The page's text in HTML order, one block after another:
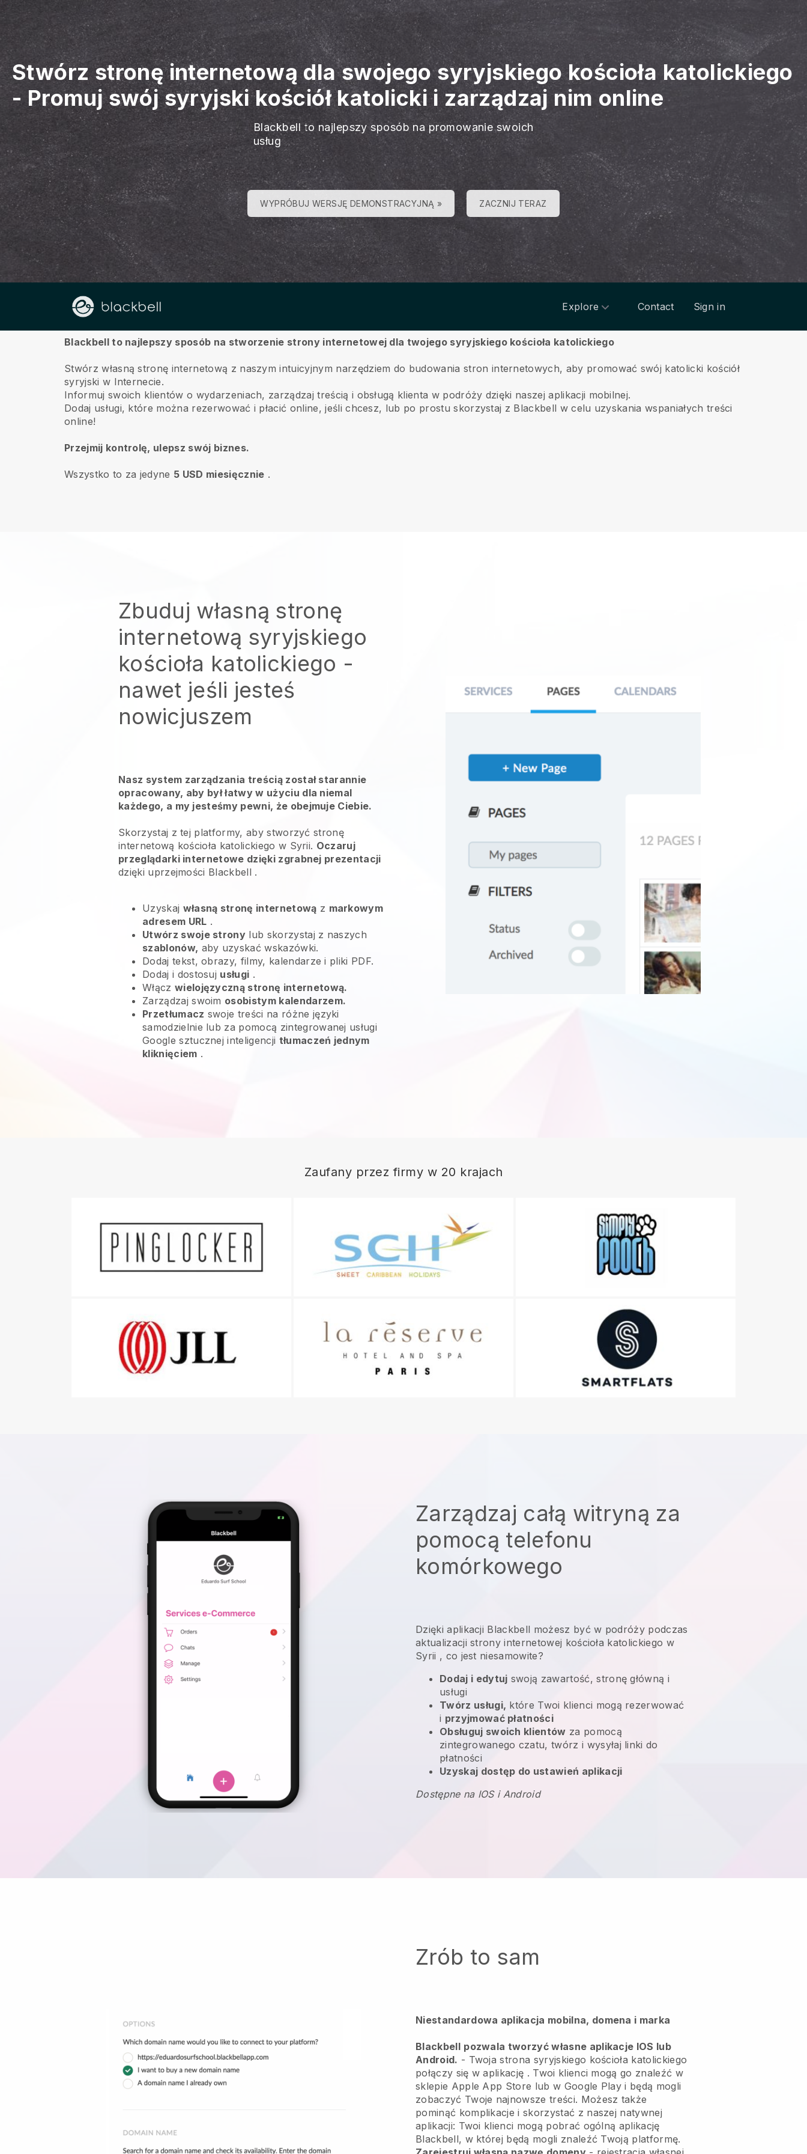
Stwórz stronę internetową dla swojego syryjskiego kościoła katolickiego
- Promuj swój syryjski kościół katolicki i zarządzaj nim online
Blackbell to najlepszy sposób na promowanie swoich
usług
WYPRÓBUJ WERSJĘ DEMONSTRACYJNĄ » ZACZNIJ TERAZ
Explore Contact Sign in
O
Blackbell to najlepszy sposób na stworzenie strony internetowej dla twojego syryjskiego kościoła katolickiego
Stwórz własną stronę internetową z naszym intuicyjnym narzędziem do budowania stron internetowych, aby promować swój katolicki kościół
syryjski w Internecie.
Informuj swoich klientów o wydarzeniach, zarządzaj treścią i obsługą klienta w podróży dzięki naszej aplikacji mobilnej.
Dodaj usługi, które można rezerwować i płacić online, jeśli chcesz, lub po prostu skorzystaj z Blackbell w celu uzyskania wspaniałych treści
online!
Przejmij kontrolę, ulepsz swój biznes.
Wszystko to za jedyne 5 USD miesięcznie .
Zbuduj własną stronę
internetową syryjskiego
kościoła katolickiego -
nawet jeśli jesteś
nowicjuszem
Nasz system zarządzania treścią został starannie
opracowany, aby był łatwy w użyciu dla niemal
każdego, a my jesteśmy pewni, że obejmuje Ciebie.
Skorzystaj z tej platformy, aby stworzyć stronę
internetową kościoła katolickiego w Syrii. Oczaruj
przeglądarki internetowe dzięki zgrabnej prezentacji
dzięki uprzejmości Blackbell .
Uzyskaj własną stronę internetową z markowym
adresem URL .
Utwórz swoje strony lub skorzystaj z naszych
szablonów, aby uzyskać wskazówki.
Dodaj tekst, obrazy, filmy, kalendarze i pliki PDF.
Dodaj i dostosuj usługi .
Włącz wielojęzyczną stronę internetową.
Zarządzaj swoim osobistym kalendarzem.
Przetłumacz swoje treści na różne języki
samodzielnie lub za pomocą zintegrowanej usługi
Google sztucznej inteligencji tłumaczeń jednym
kliknięciem .
Zaufany przez firmy w 20 krajach
Zarządzaj całą witryną za
pomocą telefonu
komórkowego
Dzięki aplikacji Blackbell możesz być w podróży podczas
aktualizacji strony internetowej kościoła katolickiego w
Syrii , co jest niesamowite?
Dodaj i edytuj swoją zawartość, stronę główną i
usługi
Twórz usługi, które Twoi klienci mogą rezerwować
i przyjmować płatności
Obsługuj swoich klientów za pomocą
zintegrowanego czatu, twórz i wysyłaj linki do
płatności
Uzyskaj dostęp do ustawień aplikacji
Dostępne na IOS i Android
Zrób to sam
Niestandardowa aplikacja mobilna, domena i marka
Blackbell pozwala tworzyć własne aplikacje IOS lub
Android. - Twoja strona syryjskiego kościoła katolickiego
połączy się w aplikację . Twoi klienci mogą go znaleźć w
sklepie Apple App Store lub w Google Play i będą mogli
zobaczyć Twoje najnowsze treści. Możesz także
pominąć komplikacje i skorzystać z naszej natywnej
aplikacji: Twoi klienci mogą pobrać ogólną aplikację
Blackbell, w której będą mogli znaleźć Twoją platformę.